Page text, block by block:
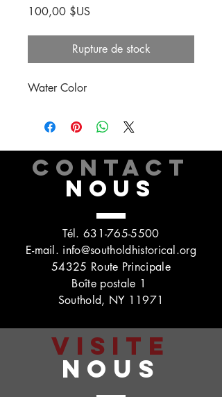
100,00 $USPrix
Rupture de stock
Water Color
CONTACT
NOUS
Tél. 631-765-5500
E-mail. info@southoldhistorical.org
54325 Route Principale
Boîte postale 1
Southold, NY 11971
VISITE
NOUS